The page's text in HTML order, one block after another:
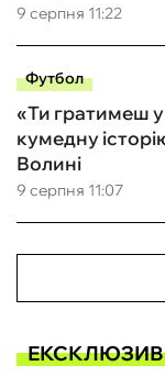
9 серпня 11:22
Футбол
9 серпня 11:07
«Ти гратимеш
кумедну
Волині
ЕКСКЛЮЗИВ